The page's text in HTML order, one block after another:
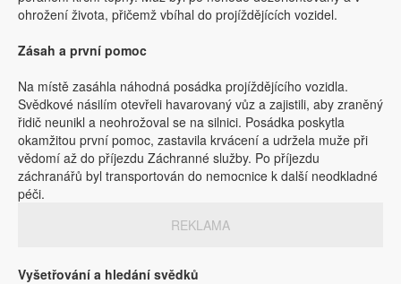
ohrožení života, přičemž vbíhal do projíždějících vozidel.
Zásah a první pomoc
Na místě zasáhla náhodná posádka projíždějícího vozidla.
Svědkové násilím otevřeli havarovaný vůz a zajistili, aby zraněný
řidič neunikl a neohrožoval se na silnici. Posádka poskytla
okamžitou první pomoc, zastavila krvácení a udržela muže při
vědomí až do příjezdu Záchranné služby. Po příjezdu
záchranářů byl transportován do nemocnice k další neodkladné
péči.
REKLAMA
Vyšetřování a hledání svědků